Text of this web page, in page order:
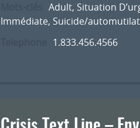
Adult, Situation
Immédiate, Suicide/
1.833.456.4566